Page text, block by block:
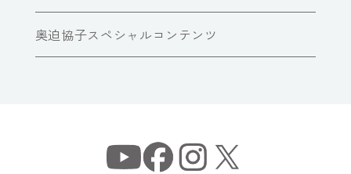
奥迫協子スペシャルコンテンツ